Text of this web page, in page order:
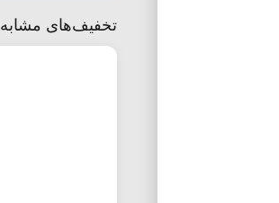
تخفیف‌های مشابه